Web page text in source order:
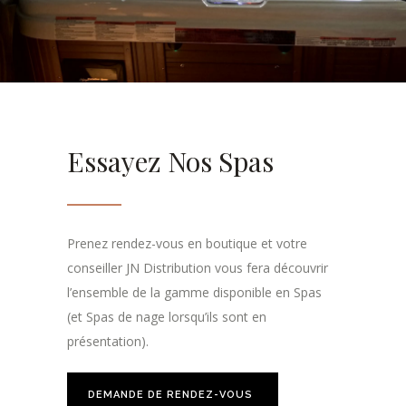
Essayez Nos Spas
Prenez rendez-vous en boutique et votre
conseiller JN Distribution vous fera découvrir
l’ensemble de la gamme disponible en Spas
(et Spas de nage lorsqu’ils sont en
présentation).
DEMANDE DE RENDEZ-VOUS